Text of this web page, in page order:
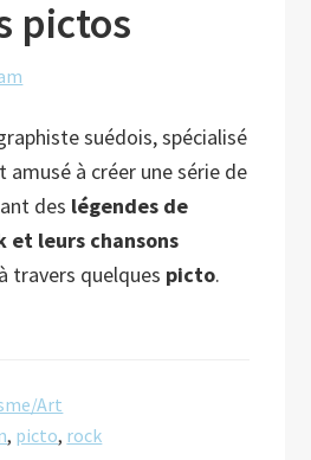
pictos
suédois, spécialisé
amusé à créer une série de
des légendes de
et leurs chansons
à travers quelques picto.
Art
, picto, rock